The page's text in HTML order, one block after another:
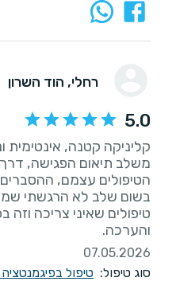
רחלי, הוד השרון
5.0
קליניקה קטנה, אינטימית
משלב תיאום הפגישה,
בשום שלב לא הרגשתי
טיפולים שאיני צריכה וזה
והערכה.
07.05.2026
סוג טיפול: טיפול בפיגמנטציה